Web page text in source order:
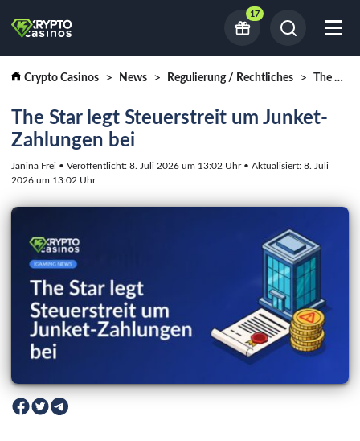
17
Crypto Casinos News Regulierung / Rechtliches The Star legt Steuerstreit um Junket-Zahlungen bei
The Star legt Steuerstreit um Junket-
Zahlungen bei
Janina Frei • Veröffentlicht: 8. Juli 2026 um 13:02 Uhr • Aktualisiert: 8. Juli
2026 um 13:02 Uhr